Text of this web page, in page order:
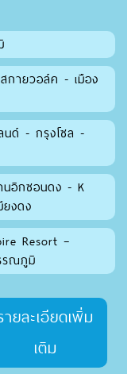
กายวอล์ค - เมือง
นด์ - กรุงโซล -
นอิกซอนดง - K
งดง
Resort –
รณภูมิ
ายละเอียดเพิ่ม
เติม